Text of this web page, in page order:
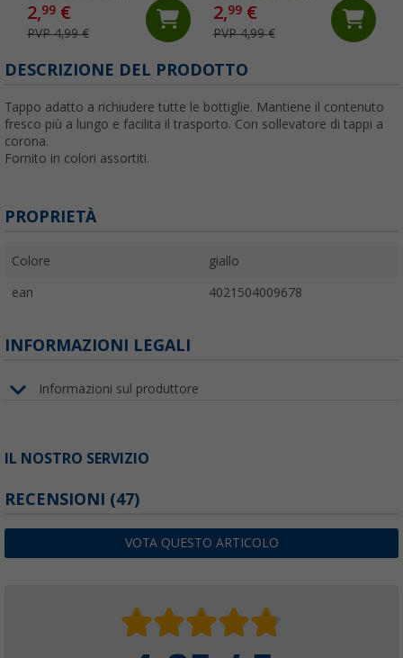
2,99 €
PVP 4,99 €
2,99€
PVP 4,99 €
DESCRIZIONE DEL PRODOTTO
Tappo adatto a richiudere tutte le bottiglie. Mantiene il contenuto
fresco più a lungo e facilita il trasporto. Con sollevatore di tappi a
corona.
Fornito in colori assortiti.
PROPRIETÀ
Colore giallo
ean 4021504009678
INFORMAZIONI LEGALI
Informazioni sul produttore
IL NOSTRO SERVIZIO
RECENSIONI (47)
VOTA QUESTO ARTICOLO